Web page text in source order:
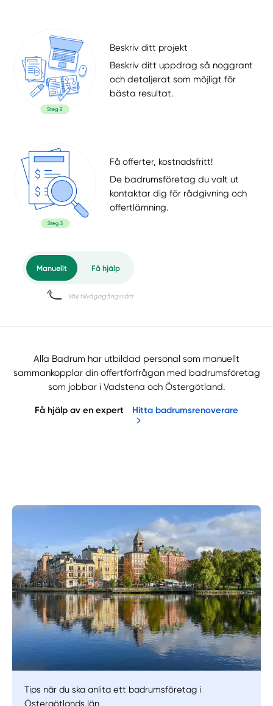
Beskriv ditt projekt
Beskriv ditt uppdrag så noggrant
och detaljerat som möjligt för
bästa resultat.
Få offerter, kostnadsfritt!
De badrumsföretag du valt ut
kontaktar dig för rådgivning och
offertlämning.
Manuellt Få hjälp
Välj tillvägagångssätt
Alla Badrum har utbildad personal som manuellt
sammankopplar din offertförfrågan med badrumsföretag
som jobbar i Vadstena och Östergötland.
Få hjälp av en expert Hitta badrumsrenoverare
Tips när du ska anlita ett badrumsföretag i
Östergötlands län